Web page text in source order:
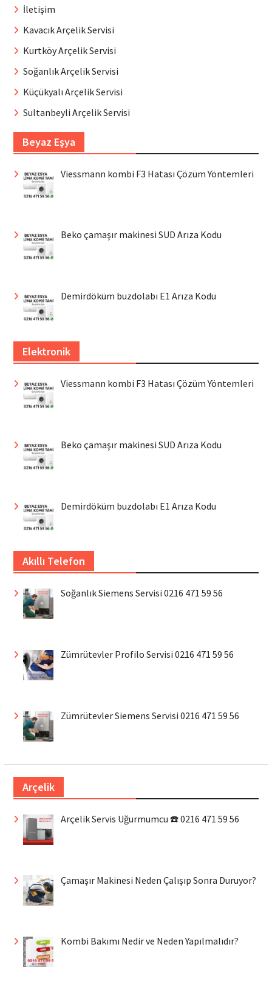
İletişim
Kavacık Arçelik Servisi
Kurtköy Arçelik Servisi
Soğanlık Arçelik Servisi
Küçükyalı Arçelik Servisi
Sultanbeyli Arçelik Servisi
Beyaz Eşya
Viessmann kombi F3 Hatası Çözüm Yöntemleri
Beko çamaşır makinesi SUD Arıza Kodu
Demirdöküm buzdolabı E1 Arıza Kodu
Elektronik
Viessmann kombi F3 Hatası Çözüm Yöntemleri
Beko çamaşır makinesi SUD Arıza Kodu
Demirdöküm buzdolabı E1 Arıza Kodu
Akıllı Telefon
Soğanlık Siemens Servisi 0216 471 59 56
Zümrütevler Profilo Servisi 0216 471 59 56
Zümrütevler Siemens Servisi 0216 471 59 56
Arçelik
Arçelik Servis Uğurmumcu ☎️ 0216 471 59 56
Çamaşır Makinesi Neden Çalışıp Sonra Duruyor?
Kombi Bakımı Nedir ve Neden Yapılmalıdır?